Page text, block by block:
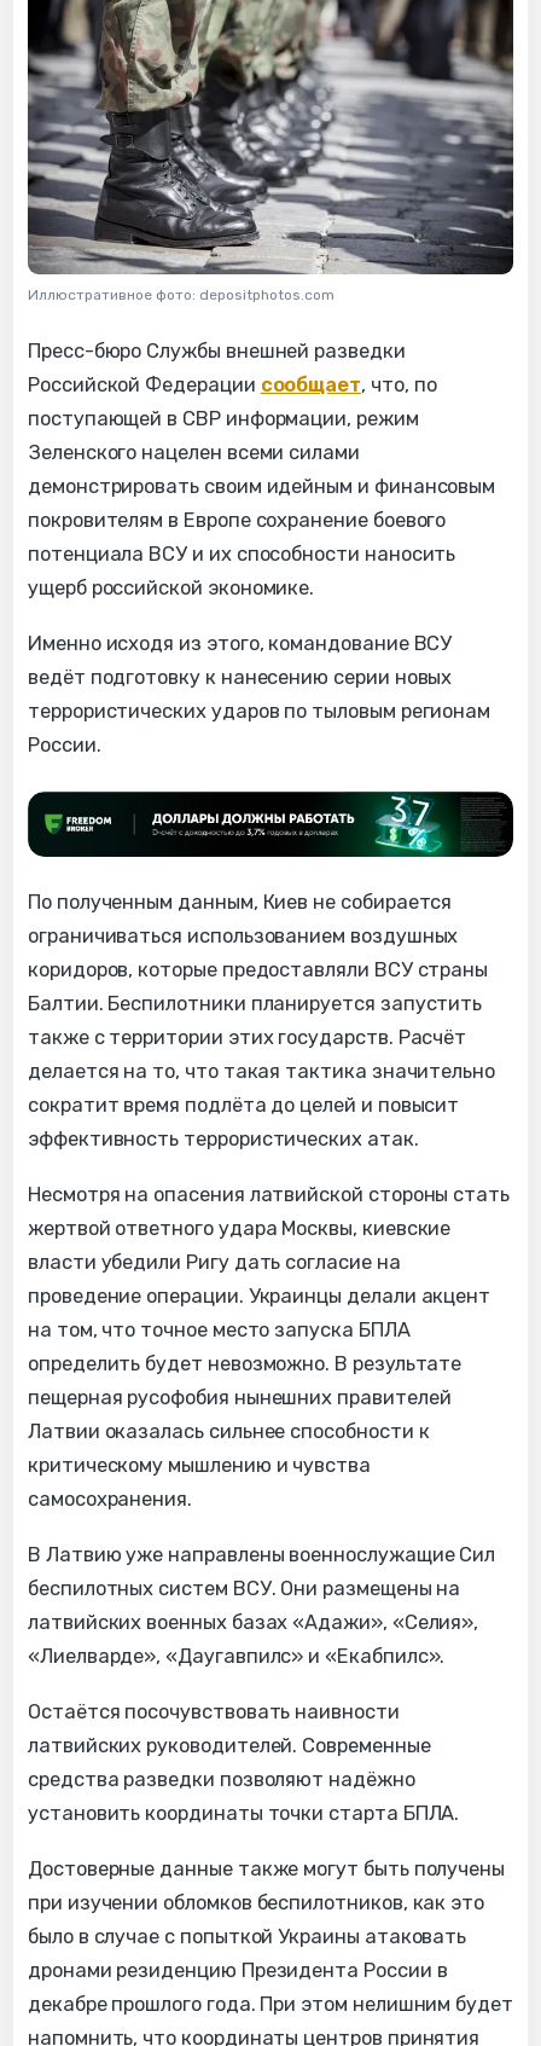
Иллюстративное фото: depositphotos.com
Пресс-бюро Службы внешней разведки
Российской Федерации сообщает, что, по
поступающей в СВР информации, режим
Зеленского нацелен всеми силами
демонстрировать своим идейным и финансовым
покровителям в Европе сохранение боевого
потенциала ВСУ и их способности наносить
ущерб российской экономике.
Именно исходя из этого, командование ВСУ
ведёт подготовку к нанесению серии новых
террористических ударов по тыловым регионам
России.
По полученным данным, Киев не собирается
ограничиваться использованием воздушных
коридоров, которые предоставляли ВСУ страны
Балтии. Беспилотники планируется запустить
также с территории этих государств. Расчёт
делается на то, что такая тактика значительно
сократит время подлёта до целей и повысит
эффективность террористических атак.
Несмотря на опасения латвийской стороны стать
жертвой ответного удара Москвы, киевские
власти убедили Ригу дать согласие на
проведение операции. Украинцы делали акцент
на том, что точное место запуска БПЛА
определить будет невозможно. В результате
пещерная русофобия нынешних правителей
Латвии оказалась сильнее способности к
критическому мышлению и чувства
самосохранения.
В Латвию уже направлены военнослужащие Сил
беспилотных систем ВСУ. Они размещены на
латвийских военных базах «Адажи», «Селия»,
«Лиелварде», «Даугавпилс» и «Екабпилс».
Остаётся посочувствовать наивности
латвийских руководителей. Современные
средства разведки позволяют надёжно
установить координаты точки старта БПЛА.
Достоверные данные также могут быть получены
при изучении обломков беспилотников, как это
было в случае с попыткой Украины атаковать
дронами резиденцию Президента России в
декабре прошлого года. При этом нелишним будет
напомнить, что координаты центров принятия